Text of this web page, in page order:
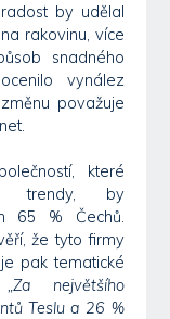
by udělal
rakovinu, více
snadného
vynález
považuje
které
trendy, by
65 % Čechů.
že tyto firmy
pak tematické
„Za největšího
Teslu a 26 %